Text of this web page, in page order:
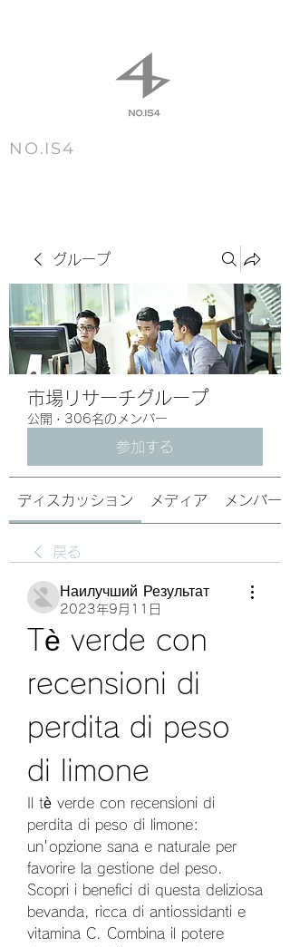
NO.IS4
グループ
市場リサーチグループ
公開 · 306名のメンバー
参加する
ディスカッション メディア メンバー
戻る
Наилучший Результат
2023年9月11日
Tè verde con
recensioni di
perdita di peso
di limone
Il tè verde con recensioni di
perdita di peso di limone:
un'opzione sana e naturale per
favorire la gestione del peso.
Scopri i benefici di questa deliziosa
bevanda, ricca di antiossidanti e
vitamina C. Combina il potere